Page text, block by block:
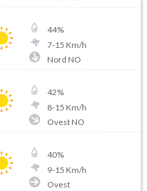
44%
7-15 Km/h
Nord NO
42%
8-15 Km/h
Ovest NO
40%
9-15 Km/h
Ovest